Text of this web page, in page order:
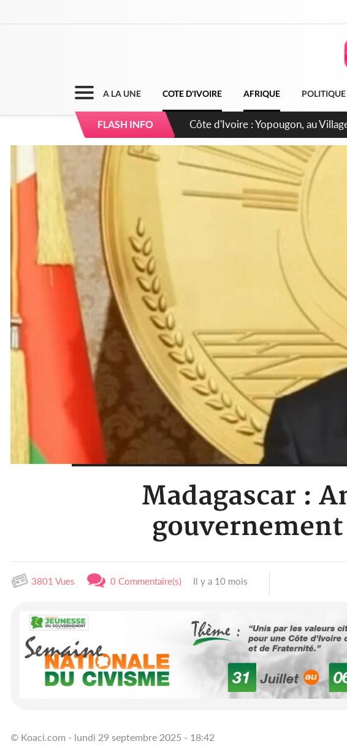
A LA UNE COTE D'IVOIRE AFRIQUE POLITIQUE
FLASH INFO
Côte d'Ivoire : CHU de Treichville,
direction sur les arriérés du SMIG
Madagascar :
3801 Vues 0 Commentaire(s) Il y a 10 mois
© Koaci.com - lundi 29 septembre 2025 - 18:42